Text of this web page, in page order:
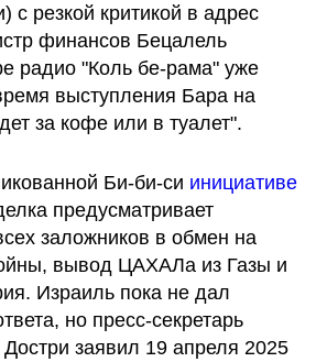
с резкой критикой в адрес
финансов Бецалель
радио "Коль бе-рама" уже
выступления Бара на
за кофе или в туалет".
Би-би-си инициативе
предусматривает
заложников в обмен на
вывод ЦАХАЛа из Газы и
Израиль пока не дал
но пресс-секретарь
заявил 19 апреля 2025